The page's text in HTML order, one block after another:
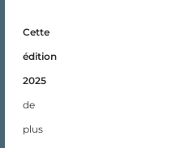
Cette
édition
2025
de
plus